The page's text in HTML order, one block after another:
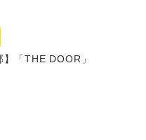
】「THE DOOR」